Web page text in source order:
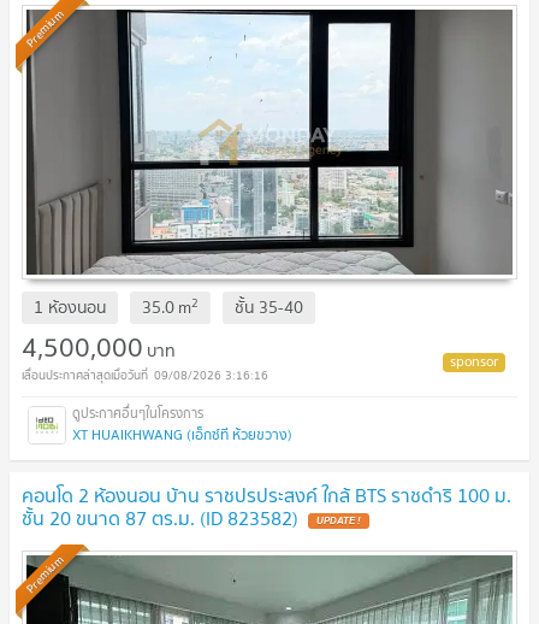
Premium
1 ห้องนอน 35.0m2 ชั้น 35-40
4,500,000 บาท
09/08/2026 3:16:16
XT HUAIKHWANG (เอ็กซ์ที ห้วยขวาง)
คอนโด 2 ห้องนอน บ้าน ราชปรประสงค์ ใกล้ BTS ราชดำริ 100 ม.
ชั้น 20 ขนาด 87 ตร.ม. (ID 823582) UPDATE !
Premium